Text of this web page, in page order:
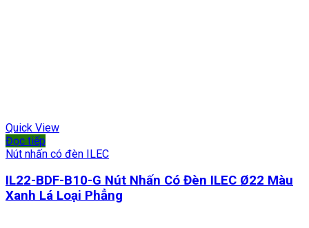
Quick View
Đọc tiếp
Nút nhấn có đèn ILEC
IL22-BDF-B10-G Nút Nhấn Có Đèn ILEC Ø22 Màu
Xanh Lá Loại Phẳng